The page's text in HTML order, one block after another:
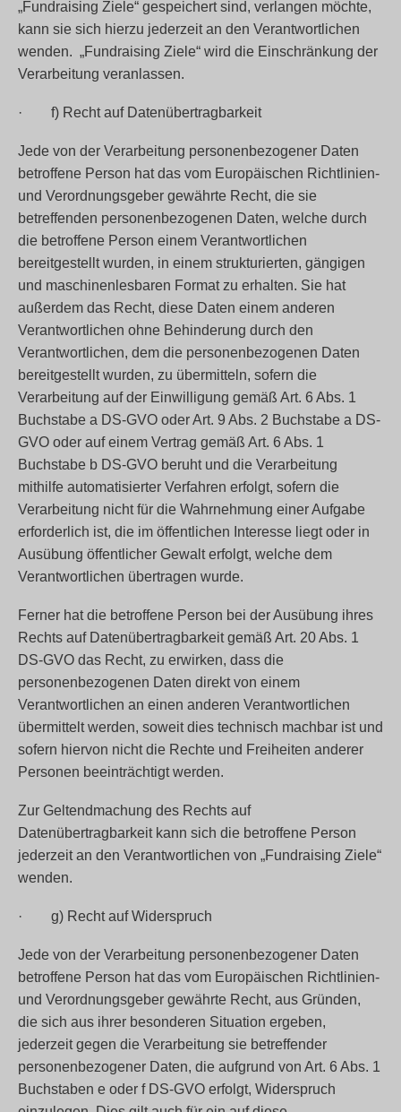
„Fundraising Ziele“ gespeichert sind, verlangen möchte,
kann sie sich hierzu jederzeit an den Verantwortlichen
wenden. „Fundraising Ziele“ wird die Einschränkung der
Verarbeitung veranlassen.
· f) Recht auf Datenübertragbarkeit
Jede von der Verarbeitung personenbezogener Daten
betroffene Person hat das vom Europäischen Richtlinien-
und Verordnungsgeber gewährte Recht, die sie
betreffenden personenbezogenen Daten, welche durch
die betroffene Person einem Verantwortlichen
bereitgestellt wurden, in einem strukturierten, gängigen
und maschinenlesbaren Format zu erhalten. Sie hat
außerdem das Recht, diese Daten einem anderen
Verantwortlichen ohne Behinderung durch den
Verantwortlichen, dem die personenbezogenen Daten
bereitgestellt wurden, zu übermitteln, sofern die
Verarbeitung auf der Einwilligung gemäß Art. 6 Abs. 1
Buchstabe a DS-GVO oder Art. 9 Abs. 2 Buchstabe a DS-
GVO oder auf einem Vertrag gemäß Art. 6 Abs. 1
Buchstabe b DS-GVO beruht und die Verarbeitung
mithilfe automatisierter Verfahren erfolgt, sofern die
Verarbeitung nicht für die Wahrnehmung einer Aufgabe
erforderlich ist, die im öffentlichen Interesse liegt oder in
Ausübung öffentlicher Gewalt erfolgt, welche dem
Verantwortlichen übertragen wurde.
Ferner hat die betroffene Person bei der Ausübung ihres
Rechts auf Datenübertragbarkeit gemäß Art. 20 Abs. 1
DS-GVO das Recht, zu erwirken, dass die
personenbezogenen Daten direkt von einem
Verantwortlichen an einen anderen Verantwortlichen
übermittelt werden, soweit dies technisch machbar ist und
sofern hiervon nicht die Rechte und Freiheiten anderer
Personen beeinträchtigt werden.
Zur Geltendmachung des Rechts auf
Datenübertragbarkeit kann sich die betroffene Person
jederzeit an den Verantwortlichen von „Fundraising Ziele“
wenden.
· g) Recht auf Widerspruch
Jede von der Verarbeitung personenbezogener Daten
betroffene Person hat das vom Europäischen Richtlinien-
und Verordnungsgeber gewährte Recht, aus Gründen,
die sich aus ihrer besonderen Situation ergeben,
jederzeit gegen die Verarbeitung sie betreffender
personenbezogener Daten, die aufgrund von Art. 6 Abs. 1
Buchstaben e oder f DS-GVO erfolgt, Widerspruch